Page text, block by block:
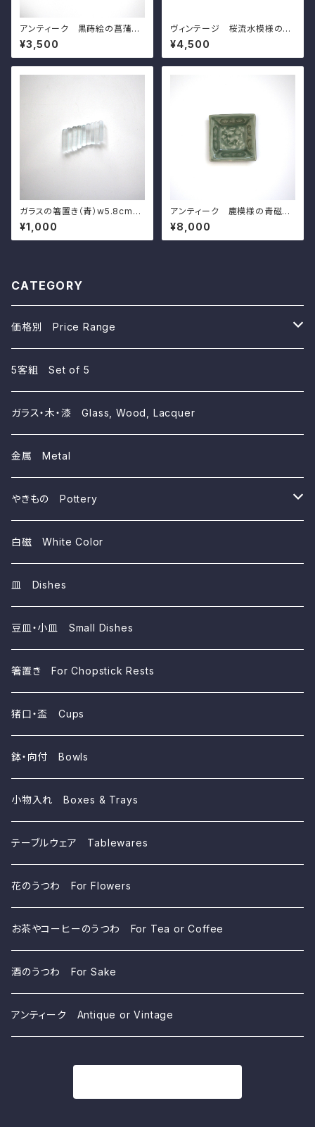
アンティーク 黒蒔絵の菖蒲模
様の小皿（その５）d11.6cm A
ntique Japanese Lacquere
d Wooden Small Dish, Iris
¥3,500
ヴィンテージ 桜流水模様の文
鎮 l20.0cm Vintage Japan
ese Mteal Paperweight, C
arved Design of Sakura Ch
¥4,500
ガラスの箸置き（青）w5.8cm
Japanese Blue Glass Hash
ioki Chopstick Rest
¥1,000
アンティーク 鹿模様の青磁角
豆皿（その２）d7.4cm Antiqu
e Japanese Celadon Squa
re Small Dish, Deer Design
¥8,000
CATEGORY
価格別 Price Range
~10,000yen
~5,000yen
~3,000yen
~1,000yen
5客組 Set of 5
ガラス・木・漆 Glass, Wood, Lacquer
金属 Metal
やきもの Pottery
磁器 Porcelains
陶器 Ceramics
白磁 White Color
皿 Dishes
豆皿・小皿 Small Dishes
箸置き For Chopstick Rests
猪口・盃 Cups
鉢・向付 Bowls
小物入れ Boxes & Trays
テーブルウェア Tablewares
花のうつわ For Flowers
お茶やコーヒーのうつわ For Tea or Coffee
酒のうつわ For Sake
アンティーク Antique or Vintage